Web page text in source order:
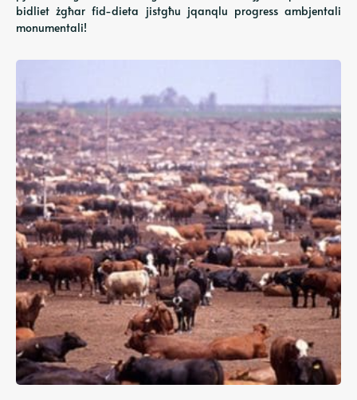
bidliet żgħar fid-dieta jistgħu jqanqlu progress ambjentali
monumentali!